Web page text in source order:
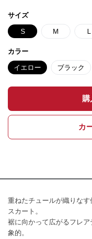
サイズ
S M L
カラー
イエロー ブラック
購
カ
重ねたチュールが織りな
スカート。
裾に向かって広がるフレ
象的。